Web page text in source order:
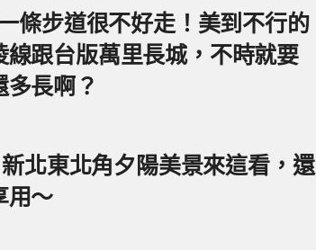
條步道很不好走！美到不行的
線跟台版萬里長城，不時就要
長啊？
北東北角夕陽美景來這看，還
用～